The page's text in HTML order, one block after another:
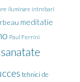
iluminare intrebari
meditatie
Paul Ferrini
sanatate
tehnici de